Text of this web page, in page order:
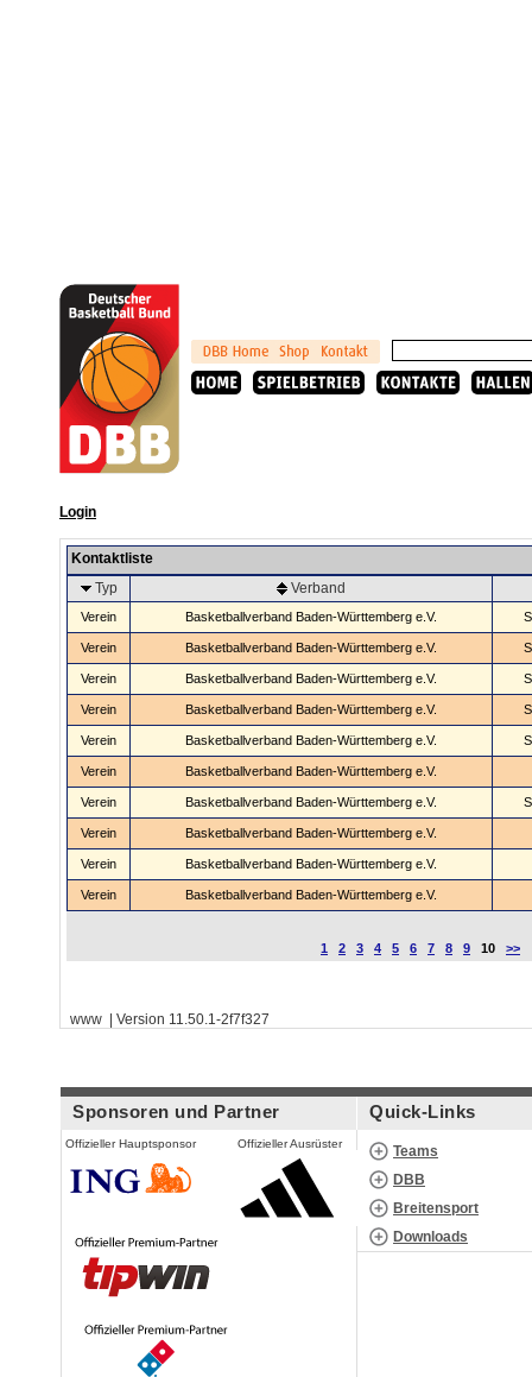
Login
Kontaktliste
Typ
Verband
Verein Basketballverband Baden-Württemberg e.V.
Verein Basketballverband Baden-Württemberg e.V.
Verein Basketballverband Baden-Württemberg e.V.
Verein Basketballverband Baden-Württemberg e.V.
Verein Basketballverband Baden-Württemberg e.V.
Verein Basketballverband Baden-Württemberg e.V.
Verein Basketballverband Baden-Württemberg e.V.
Verein Basketballverband Baden-Württemberg e.V.
Verein Basketballverband Baden-Württemberg e.V.
Verein Basketballverband Baden-Württemberg e.V.
1 2 3 4 5 6 7 8 9 10 >>
www | Version 11.50.1-2f7f327
Sponsoren und Partner
Offizieller Hauptsponsor Offizieller Ausrüster
Quick-Links
Teams
DBB
Breitensport
Downloads